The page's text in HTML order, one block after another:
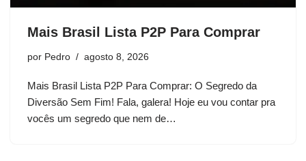
Mais Brasil Lista P2P Para Comprar
por Pedro agosto 8, 2026
Mais Brasil Lista P2P Para Comprar: O Segredo da
Diversão Sem Fim! Fala, galera! Hoje eu vou contar pra
vocês um segredo que nem de…